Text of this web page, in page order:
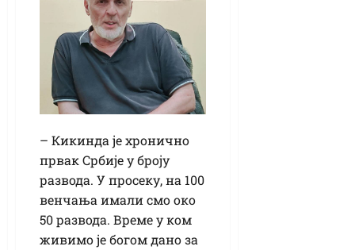
– Кикинда је хронично
првак Србије у броју
развода. У просеку, на 100
венчања имали смо око
50 развода. Време у ком
живимо је богом дано за